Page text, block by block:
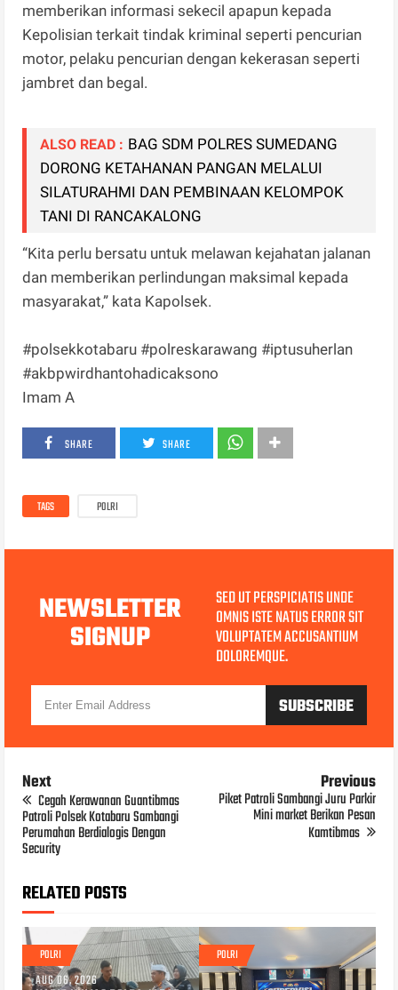
memberikan informasi sekecil apapun kepada
Kepolisian terkait tindak kriminal seperti pencurian
motor, pelaku pencurian dengan kekerasan seperti
jambret dan begal.
ALSO READ : BAG SDM POLRES SUMEDANG
DORONG KETAHANAN PANGAN MELALUI
SILATURAHMI DAN PEMBINAAN KELOMPOK
TANI DI RANCAKALONG
“Kita perlu bersatu untuk melawan kejahatan jalanan
dan memberikan perlindungan maksimal kepada
masyarakat,” kata Kapolsek.
#polsekkotabaru #polreskarawang #iptusuherlan
#akbpwirdhantohadicaksono
Imam A
SHARE SHARE
TAGS POLRI
NEWSLETTER
SIGNUP
SED UT PERSPICIATIS UNDE
OMNIS ISTE NATUS ERROR SIT
VOLUPTATEM ACCUSANTIUM
DOLOREMQUE.
Next
Cegah Kerawanan Guantibmas
Patroli Polsek Kotabaru Sambangi
Perumahan Berdialogis Dengan
Security
Previous
Piket Patroli Sambangi Juru Parkir
Mini market Berikan Pesan
Kamtibmas
RELATED POSTS
POLRI
AUG 06, 2026
POLRI